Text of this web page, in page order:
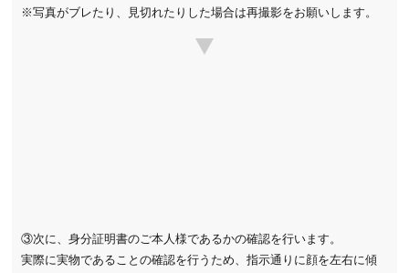
※写真がブレたり、見切れたりした場合は再撮影をお願いします。
③次に、身分証明書のご本人様であるかの確認を行います。
実際に実物であることの確認を行うため、指示通りに顔を左右に傾